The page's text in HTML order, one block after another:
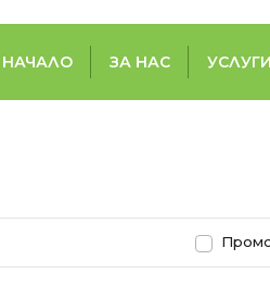
Термопомпи въздух
НАЧАЛО ЗА НАС УСЛУГИ